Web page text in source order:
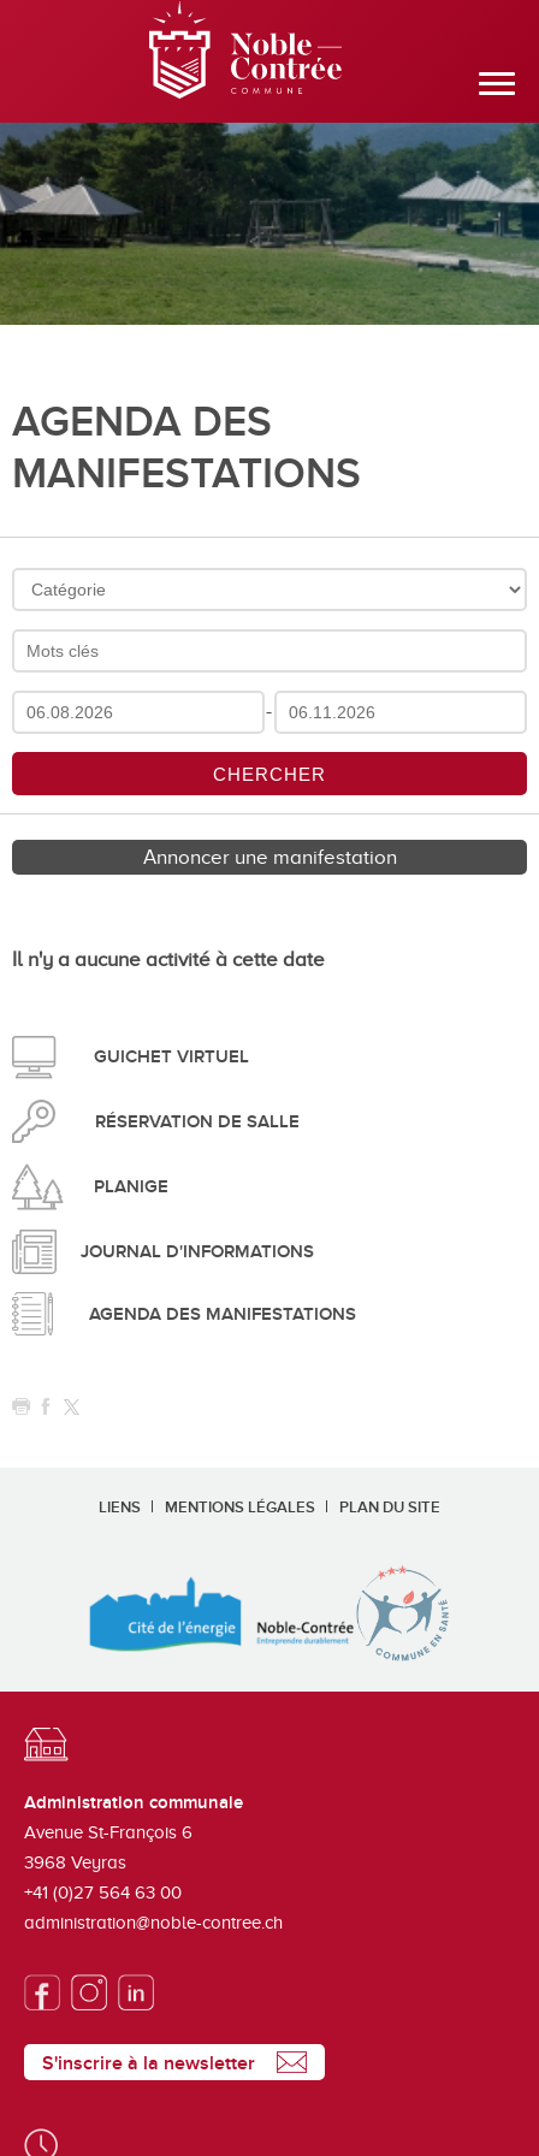
AGENDA DES
MANIFESTATIONS
-
Annoncer une manifestation
Il n'y a aucune activité à cette date
GUICHET VIRTUEL
RÉSERVATION DE SALLE
PLANIGE
JOURNAL D'INFORMATIONS
AGENDA DES MANIFESTATIONS
LIENS MENTIONS LÉGALES PLAN DU SITE
Administration communale
Avenue St-François 6
3968 Veyras
+41 (0)27 564 63 00
administration@noble-contree.ch
S'inscrire à la newsletter